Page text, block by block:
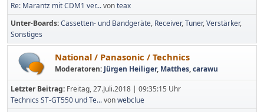
Re: Marantz mit CDM1 ver...vonteax
Unter-Boards Cassetten- und Bandgeräte Receiver Tuner Verstärker
Sonstiges
National / Panasonic / Technics
Moderatoren: Jürgen Heiliger, Matthes,carawu
Letzter Beitrag: Freitag, 27.Juli.2018 | 09:35:15 Uhr
Technics ST-GT550 und Te...vonwebclue